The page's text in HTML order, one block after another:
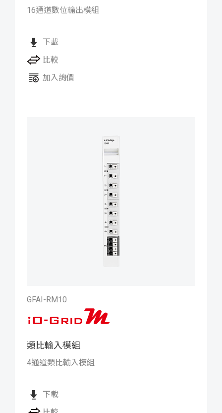
16通道數位輸出模組
下載
比較
加入詢價
GFAI-RM10
類比輸入模組
4通道類比輸入模組
下載